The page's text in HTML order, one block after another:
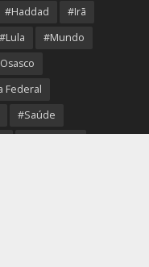
#Haddad
#Irã
#Lula
#Mundo
Federal
#Saúde